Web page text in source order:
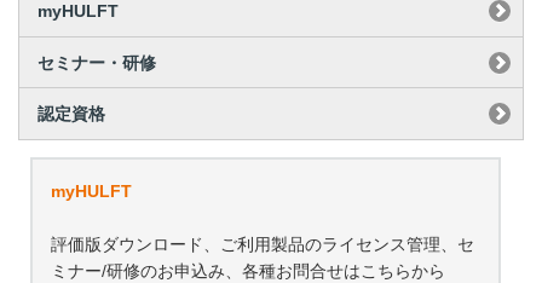
myHULFT
セミナー・研修
認定資格
myHULFT
評価版ダウンロード、ご利用製品のライセンス管理、セ
ミナー/研修のお申込み、各種お問合せはこちらから